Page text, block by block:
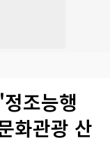
조능행
화관광 산